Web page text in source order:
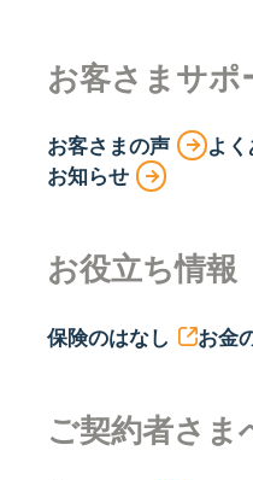
お客さまサポ
お客さまの声
よ
お知らせ
お役立ち情報
保険のはなし お金
ご契約者さま